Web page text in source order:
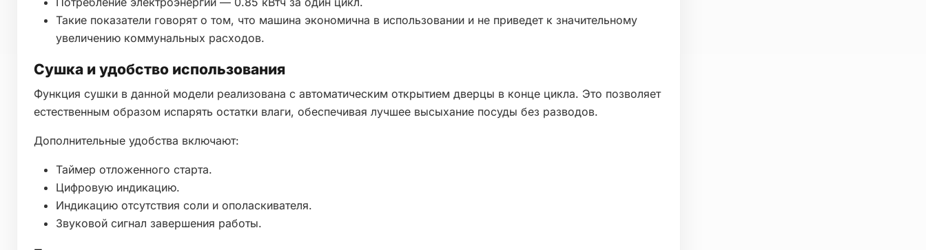
Такие показатели говорят о том, что машина экономична в использовании и не приведет к значительному
увеличению коммунальных расходов.
Сушка и удобство использования
Функция сушки в данной модели реализована с автоматическим открытием дверцы в конце цикла. Это позволяет
естественным образом испарять остатки влаги, обеспечивая лучшее высыхание посуды без разводов.
Дополнительные удобства включают:
Таймер отложенного старта.
Цифровую индикацию.
Индикацию отсутствия соли и ополаскивателя.
Звуковой сигнал завершения работы.